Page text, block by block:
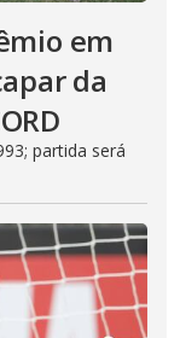
em
da
partida será